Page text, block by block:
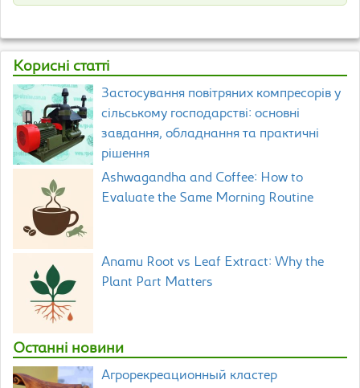
Корисні статті
Застосування повітряних компресорів у
сільському господарстві: основні
завдання, обладнання та практичні
рішення
Ashwagandha and Coffee: How to
Evaluate the Same Morning Routine
Anamu Root vs Leaf Extract: Why the
Plant Part Matters
Останні новини
Агрорекреационный кластер